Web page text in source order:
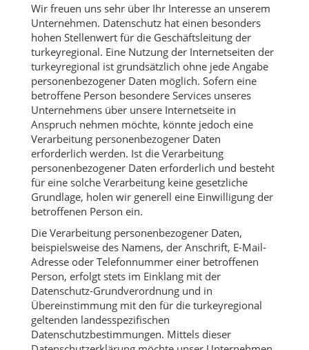
Wir freuen uns sehr über Ihr Interesse an unserem
Unternehmen. Datenschutz hat einen besonders
hohen Stellenwert für die Geschäftsleitung der
turkeyregional. Eine Nutzung der Internetseiten der
turkeyregional ist grundsätzlich ohne jede Angabe
personenbezogener Daten möglich. Sofern eine
betroffene Person besondere Services unseres
Unternehmens über unsere Internetseite in
Anspruch nehmen möchte, könnte jedoch eine
Verarbeitung personenbezogener Daten
erforderlich werden. Ist die Verarbeitung
personenbezogener Daten erforderlich und besteht
für eine solche Verarbeitung keine gesetzliche
Grundlage, holen wir generell eine Einwilligung der
betroffenen Person ein.
Die Verarbeitung personenbezogener Daten,
beispielsweise des Namens, der Anschrift, E-Mail-
Adresse oder Telefonnummer einer betroffenen
Person, erfolgt stets im Einklang mit der
Datenschutz-Grundverordnung und in
Übereinstimmung mit den für die turkeyregional
geltenden landesspezifischen
Datenschutzbestimmungen. Mittels dieser